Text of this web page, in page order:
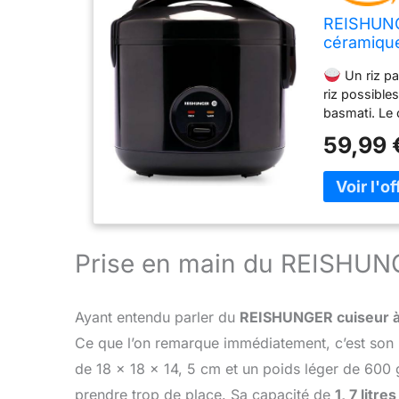
Un riz
riz
basmati. Le
se met
cuit,
CUISEUR
riz est
le riz
pas plus
comme
A RIZ,
le riz
220 V /
59,99
Prise en main du
Ayant entendu parler du REISHUNGER
Ce que l’on remarque immédiatement, c’est son
de 18 x 18 x 14, 5 cm et un poids léger de 600
prendre trop de place. Sa capacité de 1, 7 litres